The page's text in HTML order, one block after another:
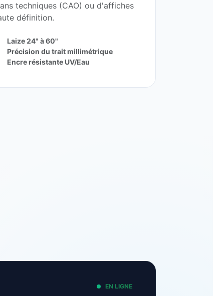
techniques (CAO) ou d'affiches
définition.
Laize 24" à 60"
Précision du trait millimétrique
Encre résistante UV/Eau
EN LIGNE